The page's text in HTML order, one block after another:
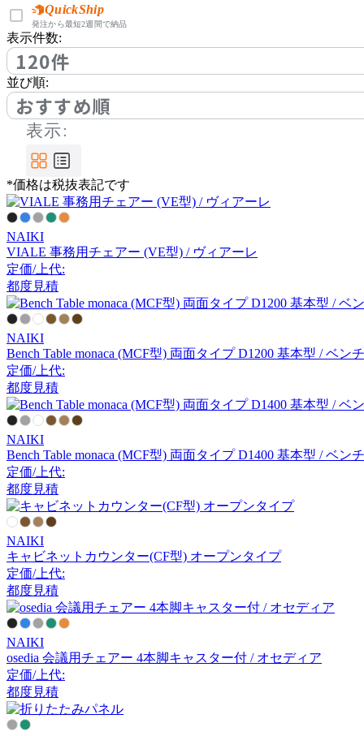
アノニマカステッリ
Another Garden
アナザーガーデン
ARIAKE
アリアケ
arper
アルペール
アーメット
ART WORK STUDIO
アートワークスタジオ
artek
アルテック
Artemide
アルテミデ
ARUNAi
QuickShip
発注から最短2週間で納品
表示件数:
120件
並び順:
おすすめ順
表示:
*価格は税抜表記です
NAIKI
VIALE 事務用チェアー (VE型) / ヴィアーレ
定価/上代:
都度見積
NAIKI
Bench Table monaca (MCF型) 両面タイプ D1200 基本型 / ベン
定価/上代:
都度見積
NAIKI
Bench Table monaca (MCF型) 両面タイプ D1400 基本型 / ベン
定価/上代:
都度見積
NAIKI
キャビネットカウンター(CF型) オープンタイプ
定価/上代:
都度見積
NAIKI
osedia 会議用チェアー 4本脚キャスター付 / オセディア
定価/上代:
都度見積